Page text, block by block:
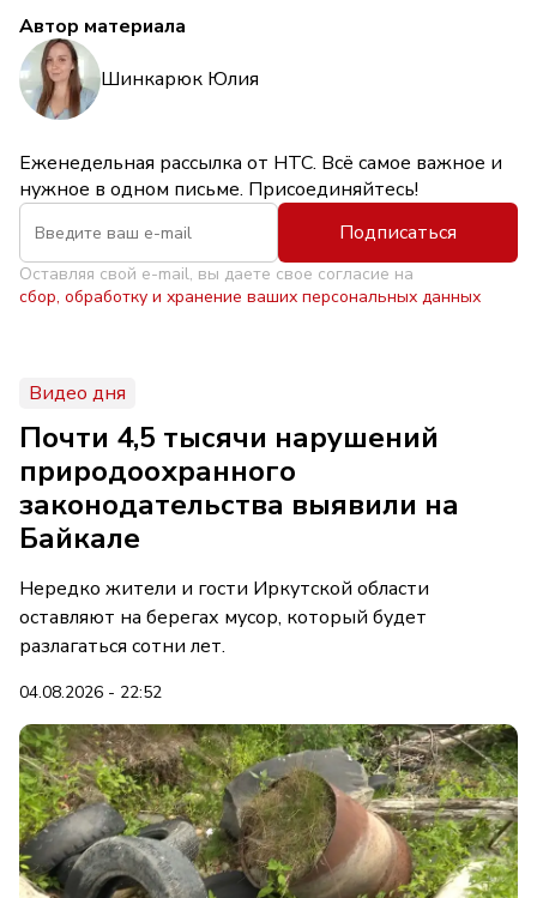
Автор материала
Шинкарюк Юлия
Еженедельная рассылка от НТС. Всё самое важное и
нужное в одном письме. Присоединяйтесь!
Подписаться
Оставляя свой e-mail, вы даете свое согласие на
сбор, обработку и хранение ваших персональных данных
Видео дня
Почти 4,5 тысячи нарушений
природоохранного
законодательства выявили на
Байкале
Нередко жители и гости Иркутской области
оставляют на берегах мусор, который будет
разлагаться сотни лет.
04.08.2026 - 22:52